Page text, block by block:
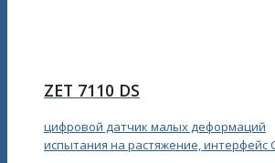
ZET 7110 DS
цифровой датчик малых деформаций
испытания на растяжение, интерфейс